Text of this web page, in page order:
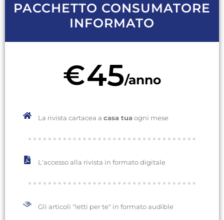
PACCHETTO CONSUMATORE
INFORMATO
€45/anno
La rivista cartacea acasa tua ogni mese
L'accesso alla rivista in formato digitale
Gli articoli "letti per te" in formato audible